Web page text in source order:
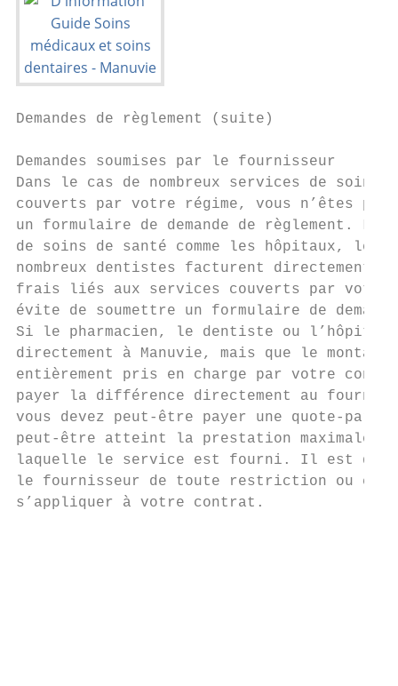
Demandes de règlement (suite)
Demandes soumises par le fournisseur
Dans le cas de nombreux services de
couverts par votre régime, vous n’êtes
un formulaire de demande de règlement.
de soins de santé comme les hôpitaux,
nombreux dentistes facturent
frais liés aux services couverts par
évite de soumettre un formulaire de
Si le pharmacien, le dentiste ou l’hôpital
directement à Manuvie, mais que le
entièrement pris en charge par votre
payer la différence directement au
vous devez peut-être payer une quote-
peut-être atteint la prestation maximale
laquelle le service est fourni. Il est donc
le fournisseur de toute restriction ou
s’appliquer à votre contrat.